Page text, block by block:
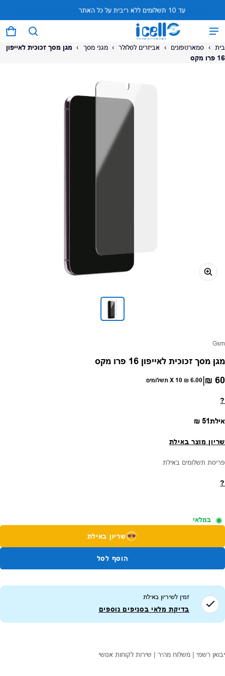
עד 10 תשלומים ללא ריבית על כל האתר
0 פריטים
המוצר נוסף לעגלה
לתשלום
בית › סמארטפונים › אביזרים לסלולר › מגני מסך › מגן מסך זכוכית לאייפון
16 פרו מקס
ספק:
Gsm
מגן מסך זכוכית לאייפון 16 פרו מקס
מחיר רגיל
60 ₪
|
6.00 ₪ X 10 תשלומים
?
אילתמחיר רגיל
51 ₪
שריון מוצר באילת
פריסת תשלומים באילת
?
במלאי
שריון באילת
הוסף לסל
זמין לשיריון באילת
בדיקת מלאי בסניפים נוספים
יבואן רשמי | משלוח מהיר | שירות לקוחות אנושי
על המוצר